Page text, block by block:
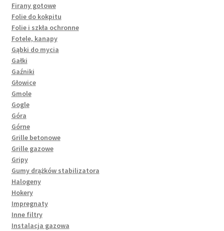
Firany gotowe
Folie do kokpitu
Folie i szkła ochronne
Fotele, kanapy
Gąbki do mycia
Gałki
Gaźniki
Głowice
Gmole
Gogle
Góra
Górne
Grille betonowe
Grille gazowe
Gripy
Gumy drążków stabilizatora
Halogeny
Hokery
Impregnaty
Inne filtry
Instalacja gazowa